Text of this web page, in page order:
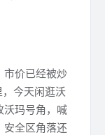
价已经被炒
今天闲逛沃
沃玛号角，喊
全区角落还